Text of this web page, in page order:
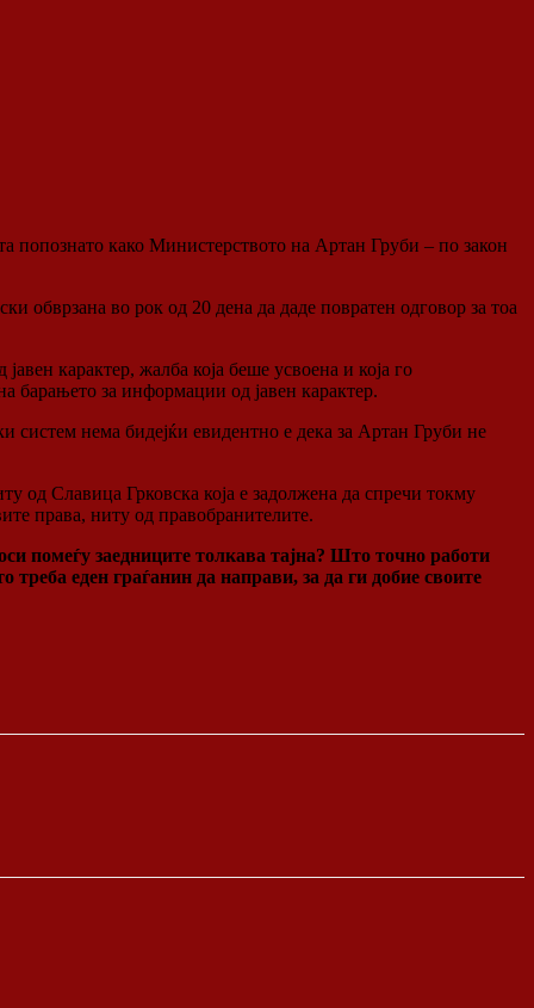
попознато како Министерството на Артан Груби – по закон
обврзана во рок од 20 дена да даде повратен одговор за тоа
карактер, жалба која беше усвоена и која го
за информации од јавен карактер.
систем нема бидејќи евидентно е дека за Артан Груби не
од Славица Грковска која е задолжена да спречи токму
права, ниту од правобранителите.
помеѓу заедниците толкава тајна? Што точно работи
еден граѓанин да направи, за да ги добие своите